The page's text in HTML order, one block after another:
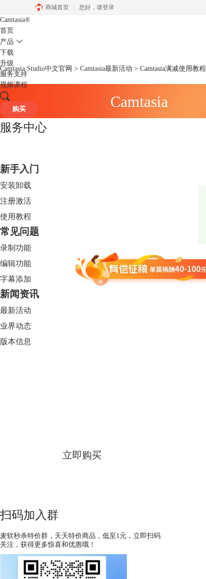
商城首页 您好， 请登录
Camtasia®
首页
产品
下载
升级
服务支持
视频课程
购买
Camtasia Studio中文官网 > Camtasia最新活动 > Camtasia满减使用教程
Camtasia
服务中心
新手入门
安装卸载
注册激活
使用教程
常见问题
录制功能
编辑功能
字幕添加
新闻资讯
最新活动
业界动态
版本信息
立即购买
扫码加入群
麦软秒杀特价群，天天特价商品，低至1元，立即扫码
关注，获得更多惊喜和优惠哦！